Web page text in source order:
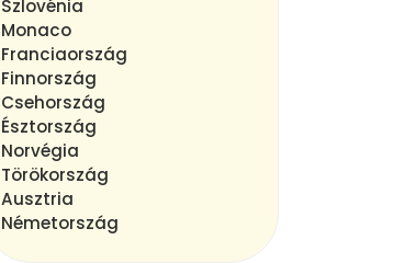
Szlovénia
Monaco
Franciaország
Finnország
Csehország
Észtország
Norvégia
Törökország
Ausztria
Németország